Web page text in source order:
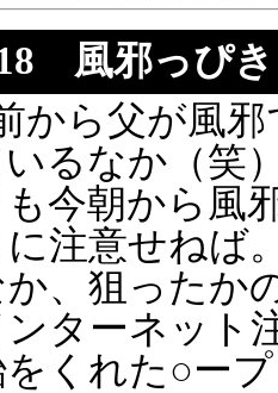
風邪っぴ
から父が風
るなか（笑
も今朝から風
注意せねば
、狙ったか
ンターネット
くれた○ー